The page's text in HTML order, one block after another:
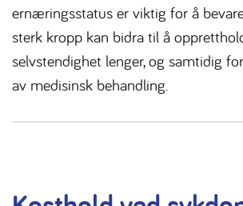
ernæringsstatus er viktig for å
sterk kropp kan bidra til å
selvstendighet lenger, og samtidig
av medisinsk behandling.